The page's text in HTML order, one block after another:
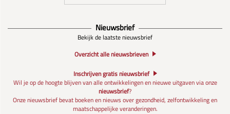
Nieuwsbrief
Bekijk de laatste nieuwsbrief
Overzicht alle nieuwsbrieven
Inschrijven gratis nieuwsbrief
Wil je op de hoogte blijven van alle ontwikkelingen en nieuwe uitgaven via onze
nieuwsbrief?
Onze nieuwsbrief bevat boeken en nieuws over gezondheid, zelfontwikkeling en
maatschappelijke veranderingen.